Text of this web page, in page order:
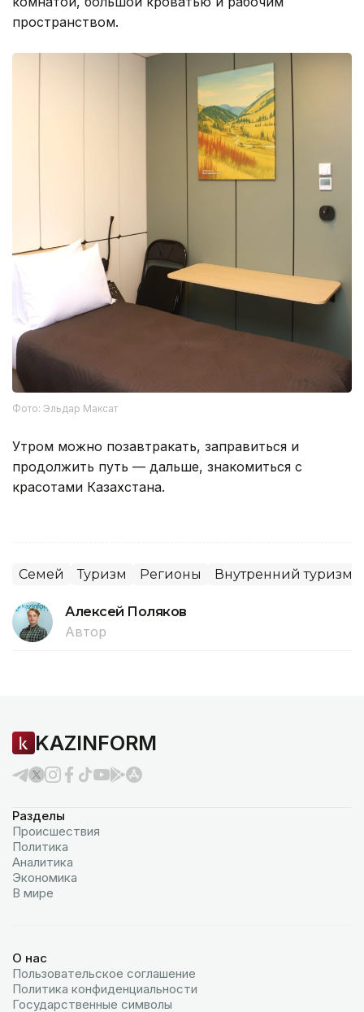
пространством.
Фото: Эльдар Максат
Утром можно позавтракать, заправиться и
продолжить путь — дальше, знакомиться с
красотами Казахстана.
Семей Туризм Регионы Внутренний туризм
Алексей Поляков
Автор
KAZINFORM
Разделы
Происшествия
Политика
Аналитика
Экономика
В мире
О нас
Пользовательское соглашение
Политика конфиденциальности
Государственные символы